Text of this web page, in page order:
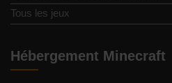
Tous les jeux
Hébergement Minecraft